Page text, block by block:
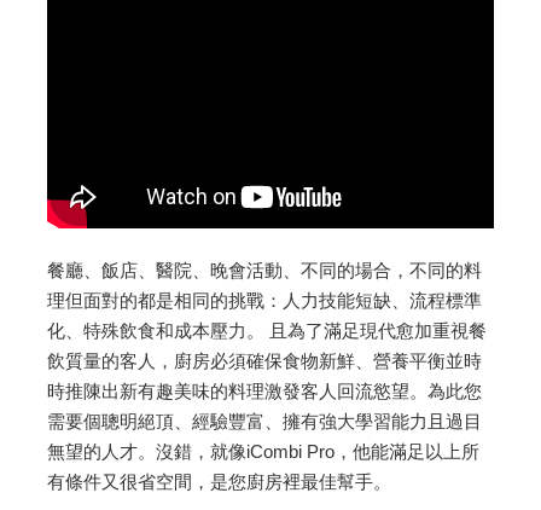
餐廳、飯店、醫院、晚會活動、不同的場合，不同的料
理但面對的都是相同的挑戰：人力技能短缺、流程標準
化、特殊飲食和成本壓力。 且為了滿足現代愈加重視餐
飲質量的客人，廚房必須確保食物新鮮、營養平衡並時
時推陳出新有趣美味的料理激發客人回流慾望。為此您
需要個聰明絕頂、經驗豐富、擁有強大學習能力且過目
無望的人才。沒錯，就像iCombi Pro，他能滿足以上所
有條件又很省空間，是您廚房裡最佳幫手。